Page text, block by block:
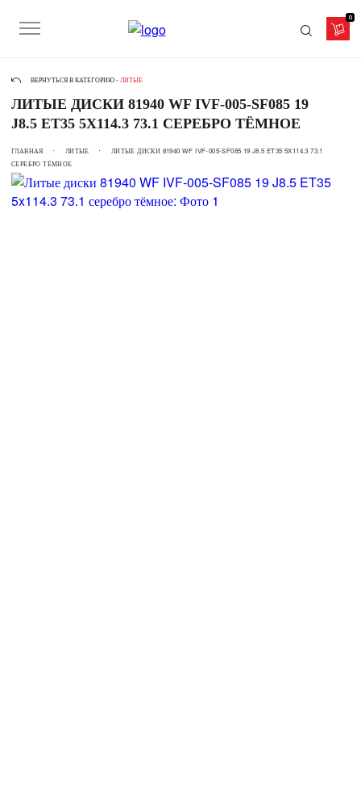
0
ВЕРНУТЬСЯ В КАТЕГОРИЮ - ЛИТЫЕ
ЛИТЫЕ ДИСКИ 81940 WF IVF-005-SF085 19
J8.5 ET35 5X114.3 73.1 СЕРЕБРО ТЁМНОЕ
ГЛАВНАЯ ЛИТЫЕ
ЛИТЫЕ ДИСКИ 81940 WF IVF-005-SF085 19 J8.5 ET35 5X114.3 73.1
СЕРЕБРО ТЁМНОЕ